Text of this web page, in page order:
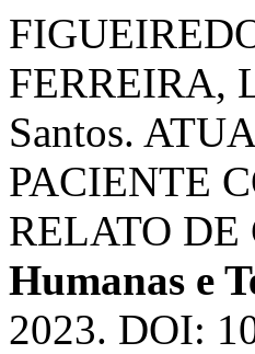
FERREIRA,
Santos.
PACIENTE
RELATO
Humanas e
2023. DOI: